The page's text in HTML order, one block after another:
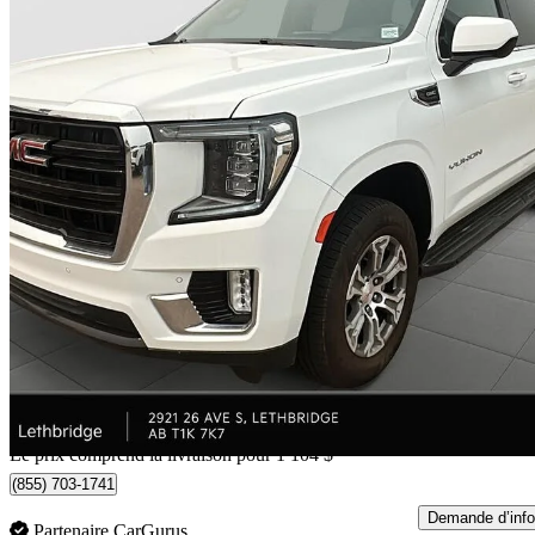
2024 GMC Yukon
SLE 4WD103 715 km
57 235 $ Affaire
1 004 $/mois env.
Livraison à domicile de Lethbridge, AB
Le prix comprend la livraison pour 1 104 $
(855) 703-1741
Demande d’info